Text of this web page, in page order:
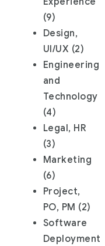
(9)
Design,
UI/UX (2)
Engineering
and
Technology
(4)
Legal, HR
(3)
Marketing
(6)
Project,
PO, PM (2)
Software
Deployment